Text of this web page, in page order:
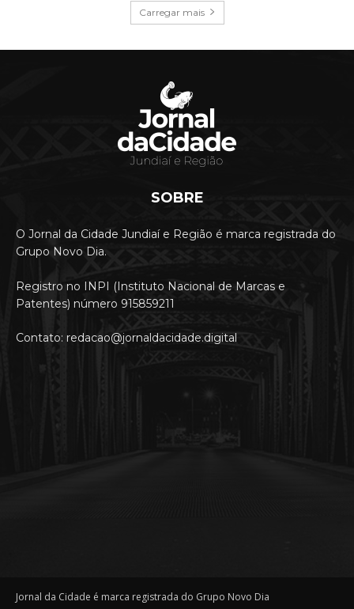
Carregar mais
SOBRE
O Jornal da Cidade Jundiaí e Região é marca registrada do
Grupo Novo Dia.
Registro no INPI (Instituto Nacional de Marcas e
Patentes) número 915859211
Contato: redacao@jornaldacidade.digital
Jornal da Cidade é marca registrada do Grupo Novo Dia